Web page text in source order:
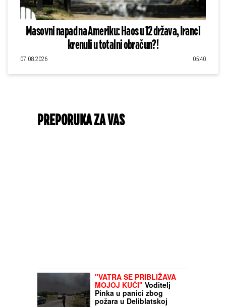
Masovni napad na Ameriku: Haos u 12 država, Iranci
krenuli u totalni obračun?!
07.08.2026 05:40
PREPORUKA ZA VAS
"VATRA SE PRIBLIŽAVA
MOJOJ KUĆI" Voditelj
Pinka u panici zbog
požara u Deliblatskoj